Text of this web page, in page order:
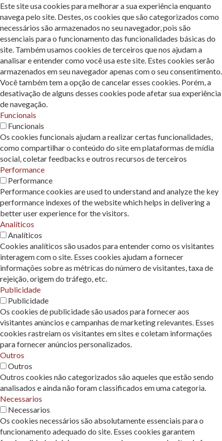
Este site usa cookies para melhorar a sua experiência enquanto
navega pelo site. Destes, os cookies que são categorizados como
necessários são armazenados no seu navegador, pois são
essenciais para o funcionamento das funcionalidades básicas do
site. Também usamos cookies de terceiros que nos ajudam a
analisar e entender como você usa este site. Estes cookies serão
armazenados em seu navegador apenas com o seu consentimento.
Você também tem a opção de cancelar esses cookies. Porém, a
desativação de alguns desses cookies pode afetar sua experiência
de navegação.
Funcionais
Funcionais
Os cookies funcionais ajudam a realizar certas funcionalidades,
como compartilhar o conteúdo do site em plataformas de mídia
social, coletar feedbacks e outros recursos de terceiros
Performance
Performance
Performance cookies are used to understand and analyze the key
performance indexes of the website which helps in delivering a
better user experience for the visitors.
Analíticos
Analíticos
Cookies analíticos são usados ​​para entender como os visitantes
interagem com o site. Esses cookies ajudam a fornecer
informações sobre as métricas do número de visitantes, taxa de
rejeição, origem do tráfego, etc.
Publicidade
Publicidade
Os cookies de publicidade são usados ​​para fornecer aos
visitantes anúncios e campanhas de marketing relevantes. Esses
cookies rastreiam os visitantes em sites e coletam informações
para fornecer anúncios personalizados.
Outros
Outros
Outros cookies não categorizados são aqueles que estão sendo
analisados ​​e ainda não foram classificados em uma categoria.
Necessarios
Necessarios
Os cookies necessários são absolutamente essenciais para o
funcionamento adequado do site. Esses cookies garantem